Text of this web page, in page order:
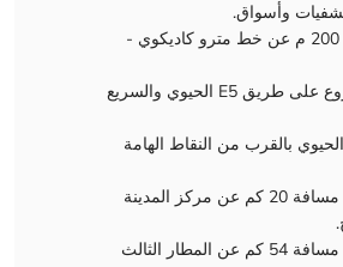
وأسواق.
يبعد المشروع 200 م عن خط مترو كاديكوي -
يتمركز المشروع على طريق E5 الحيوي والسريع
بالقرب من النقاط الهامة
يبعد المشروع مسافة 20 كم عن مركز المدينة
يبعد المشروع مسافة 54 كم عن المطار الثالث